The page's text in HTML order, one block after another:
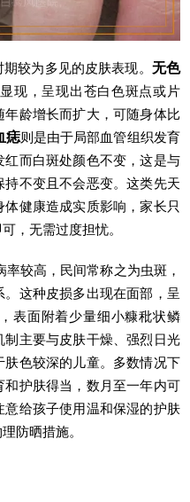
较为多见的皮肤表现。 无色
现，呈现出苍白色斑点或片
龄增长而扩大，可随身体比
痣则是由于局部血管组织发育
而白斑处颜色不变，这是与
不变且不会恶变。这类先天
健康造成实质影响，家长只
，无需过度担忧。
较高，民间常称之为虫斑，
这种皮损多出现在面部，呈
表面附着少量细小糠秕状鳞
主要与皮肤干燥、强烈日光
色较深的儿童。多数情况下
护肤得当，数月至一年内可
给孩子使用温和保湿的护肤
防晒措施。